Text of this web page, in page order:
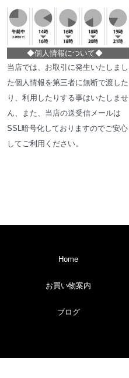
◆個人情報について◆
当店では、お取引に発生いたしまし
た個人情報を第三者に無断で渡した
り、利用したりする事はいたしませ
ん、また、当店の送受信メールは
SSL暗号化しておりますのでご安心
してご利用ください。
Home
お買い物案内
ブログ